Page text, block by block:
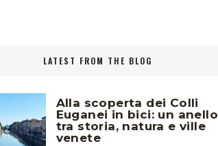
LATEST FROM THE BLOG
Alla scoperta dei Colli
Euganei in bici: un anello
tra storia, natura e ville
venete